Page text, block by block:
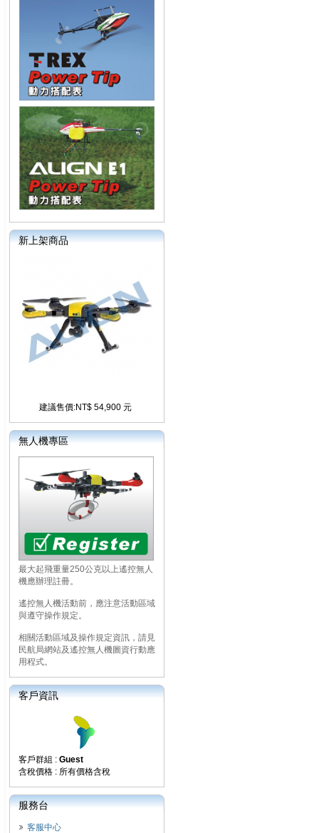
新上架商品
建議售價:NT$ 54,900 元
無人機專區
最大起飛重量250公克以上遙控無人
機應辦理註冊。
遙控無人機活動前，應注意活動區域
與遵守操作規定。
相關活動區域及操作規定資訊，請見
民航局網站及遙控無人機圖資行動應
用程式。
客戶資訊
客戶群組 : Guest
含稅價格 : 所有價格含稅
服務台
客服中心